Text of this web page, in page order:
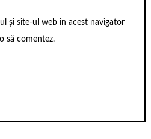
și site-ul web în acest navigator
să comentez.